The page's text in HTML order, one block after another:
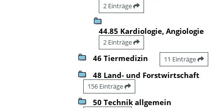
2 Einträge
44.85 Kardiologie, Angiologie
2 Einträge
46 Tiermedizin 11 Einträge
48 Land- und Forstwirtschaft
156 Einträge
50 Technik allgemein